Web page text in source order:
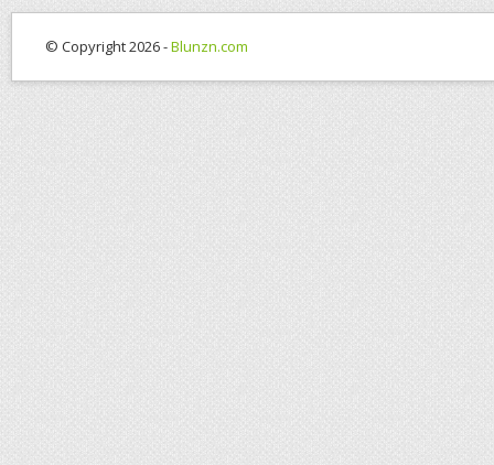
© Copyright 2026 -Blunzn.com